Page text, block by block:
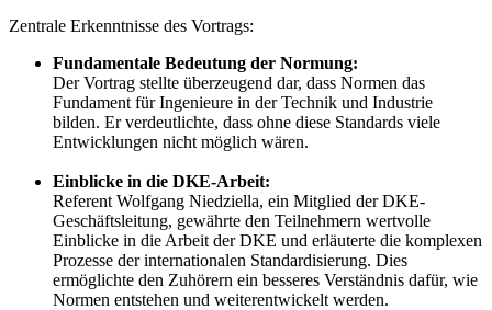
Zentrale Erkenntnisse des Vortrags:
Fundamentale Bedeutung der Normung:
Der Vortrag stellte überzeugend dar, dass Normen das
Fundament für Ingenieure in der Technik und Industrie
bilden. Er verdeutlichte, dass ohne diese Standards viele
Entwicklungen nicht möglich wären.
Einblicke in die DKE-Arbeit:
Referent Wolfgang Niedziella, ein Mitglied der DKE-
Geschäftsleitung, gewährte den Teilnehmern wertvolle
Einblicke in die Arbeit der DKE und erläuterte die komplexen
Prozesse der internationalen Standardisierung. Dies
ermöglichte den Zuhörern ein besseres Verständnis dafür, wie
Normen entstehen und weiterentwickelt werden.